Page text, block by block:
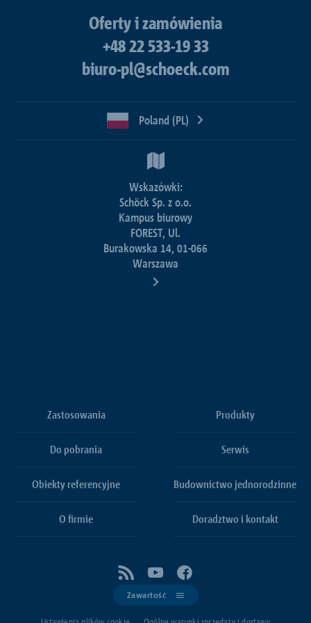
Oferty i zamówienia
+48 22 533-19 33
biuro-pl@schoeck.com
Poland (PL)
Wskazówki:
Schöck Sp. z o.o.
Kampus biurowy
FOREST, Ul.
Burakowska 14, 01-066
Warszawa
Zastosowania Produkty
Do pobrania Serwis
Obiekty referencyjne Budownictwo jednorodzinne
O firmie Doradztwo i kontakt
Zawartość